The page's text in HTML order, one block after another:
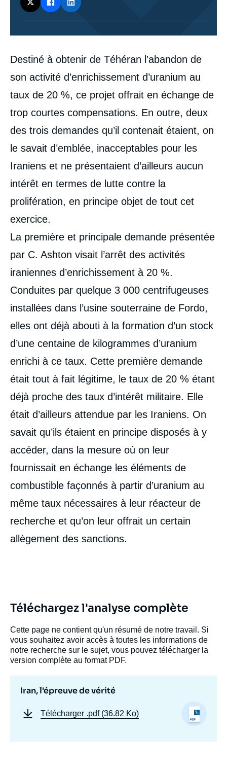
Corps
analyses
Destiné à obtenir de Téhéran l’abandon de
son activité d’enrichissement d’uranium au
taux de 20 %, ce projet offrait en échange de
trop courtes compensations. En outre, deux
des trois demandes qu’il contenait étaient, on
le savait d’emblée, inacceptables pour les
Iraniens et ne présentaient d’ailleurs aucun
intérêt en termes de lutte contre la
prolifération, en principe objet de tout cet
exercice.
La première et principale demande présentée
par C. Ashton visait l’arrêt des activités
iraniennes d’enrichissement à 20 %.
Conduites par quelque 3 000 centrifugeuses
installées dans l’usine souterraine de Fordo,
elles ont déjà abouti à la formation d’un stock
d’une centaine de kilogrammes d’uranium
enrichi à ce taux. Cette première demande
était tout à fait légitime, le taux de 20 % étant
déjà proche des taux d’intérêt militaire. Elle
était d’ailleurs attendue par les Iraniens. On
savait qu’ils étaient en principe disposés à y
accéder, dans la mesure où on leur
fournissait en échange les éléments de
combustible façonnés à partir d’uranium au
même taux nécessaires à leur réacteur de
recherche et qu’on leur offrait un certain
allègement des sanctions.
Téléchargez l'analyse complète
Cette page ne contient qu'un résumé de notre travail. Si
vous souhaitez avoir accès à toutes les informations de
notre recherche sur le sujet, vous pouvez télécharger la
version complète au format PDF.
Iran, l'épreuve de vérité
Télécharger .pdf (36.82 Ko)